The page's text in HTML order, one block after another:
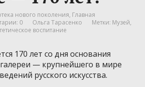
нового поколения, Главная
0 Ольга Тарасенко Метки: Музей,
воспитание
170 лет со дня основания
— крупнейшего в мире
русского искусства.